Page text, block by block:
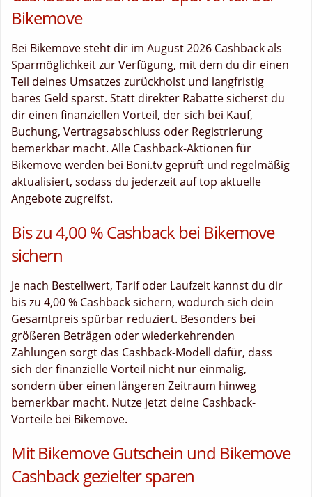
Bikemove
Bei Bikemove steht dir im August 2026 Cashback als
Sparmöglichkeit zur Verfügung, mit dem du dir einen
Teil deines Umsatzes zurückholst und langfristig
bares Geld sparst. Statt direkter Rabatte sicherst du
dir einen finanziellen Vorteil, der sich bei Kauf,
Buchung, Vertragsabschluss oder Registrierung
bemerkbar macht. Alle Cashback-Aktionen für
Bikemove werden bei Boni.tv geprüft und regelmäßig
aktualisiert, sodass du jederzeit auf top aktuelle
Angebote zugreifst.
Bis zu 4,00 % Cashback bei Bikemove
sichern
Je nach Bestellwert, Tarif oder Laufzeit kannst du dir
bis zu 4,00 % Cashback sichern, wodurch sich dein
Gesamtpreis spürbar reduziert. Besonders bei
größeren Beträgen oder wiederkehrenden
Zahlungen sorgt das Cashback-Modell dafür, dass
sich der finanzielle Vorteil nicht nur einmalig,
sondern über einen längeren Zeitraum hinweg
bemerkbar macht. Nutze jetzt deine Cashback-
Vorteile bei Bikemove.
Mit Bikemove Gutschein und Bikemove
Cashback gezielter sparen